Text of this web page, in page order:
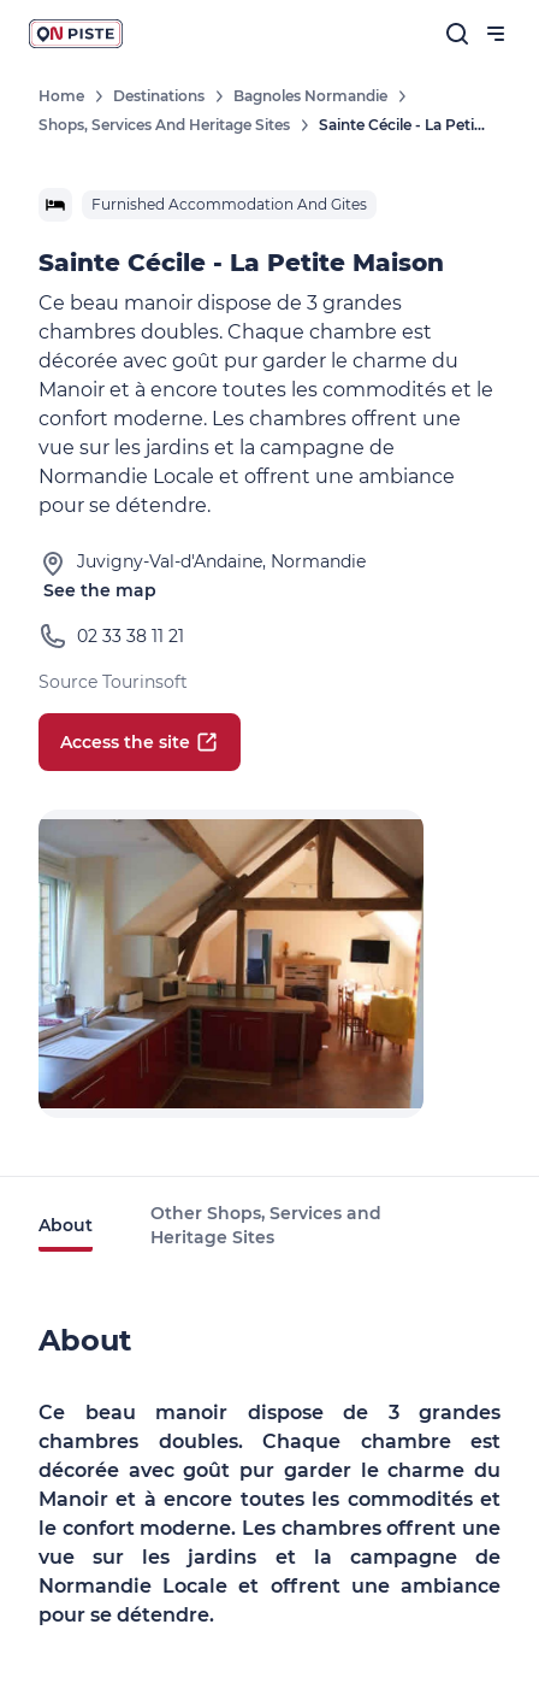
Home Destinations
Bagnoles Normandie
Shops, Services And Heritage Sites
Sainte Cécile - La Petite Maison
Furnished Accommodation And Gites
Sainte Cécile - La Petite Maison
Ce beau manoir dispose de 3 grandes
chambres doubles. Chaque chambre est
décorée avec goût pur garder le charme du
Manoir et à encore toutes les commodités et le
confort moderne. Les chambres offrent une
vue sur les jardins et la campagne de
Normandie Locale et offrent une ambiance
pour se détendre.
Juvigny-Val-d'Andaine, Normandie
See the map
02 33 38 11 21
Source Tourinsoft
Access the site
About
Other Shops, Services and
Heritage Sites
About
Ce beau manoir dispose de 3 grandes
chambres doubles. Chaque chambre est
décorée avec goût pur garder le charme du
Manoir et à encore toutes les commodités et
le confort moderne. Les chambres offrent une
vue sur les jardins et la campagne de
Normandie Locale et offrent une ambiance
pour se détendre.